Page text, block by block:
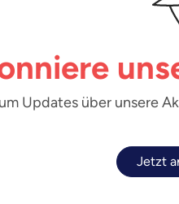
Updates über unsere
Jetzt